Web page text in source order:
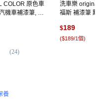
COLOR 原色車
機車補漆筆, 2,
(24)
洗車樂 original
福斯 補漆筆 點
$189
($189/1個)
養